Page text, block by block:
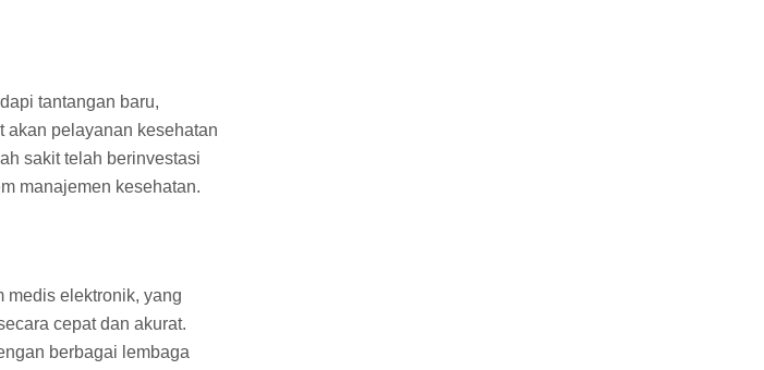
tantangan baru,
akan pelayanan kesehatan
sakit telah berinvestasi
manajemen kesehatan.
medis elektronik, yang
cepat dan akurat.
berbagai lembaga